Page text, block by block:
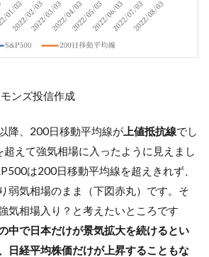
ンズ投信作成
降、200日移動平均線が 上値抵抗線でし
えて強気相場に入ったように見えまし
は200日移動平均線を超えきれず、
弱気相場のまま（下図赤丸）です。そ
気相場入り？と考えたいところです
中で日本だけが景気拡大を続けるとい
日経平均株価だけが上昇することもな